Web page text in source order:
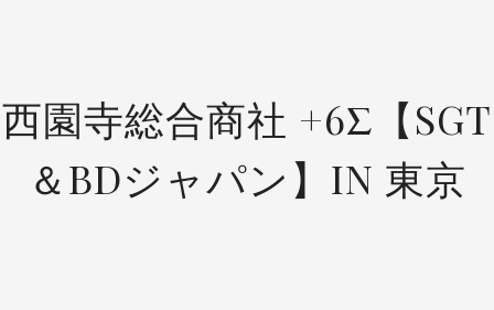
西園寺総合商社 +6Σ【SGT
＆BDジャパン】IN 東京